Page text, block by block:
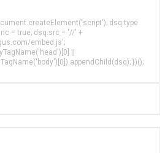
dsq.type
= true; dsq.src = '//' +
embed.js';
||
})();